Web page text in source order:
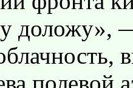
доложу»,
полевой